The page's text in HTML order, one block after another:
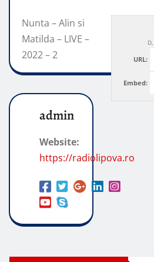
URL:
Embed:
Nunta – Alin si
Matilda – LIVE –
2022 – 2
admin
Website:
https://radiolipova.ro